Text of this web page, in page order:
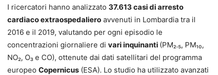
I ricercatori hanno analizzato 37.613 casi di arresto
cardiaco extraospedaliero avvenuti in Lombardia tra il
2016 e il 2019, valutando per ogni episodio le
concentrazioni giornaliere di vari inquinanti (PM₂.₅, PM₁₀,
NO₂, O₃ e CO), ottenute dai dati satellitari del programma
europeo Copernicus (ESA). Lo studio ha utilizzato avanzati